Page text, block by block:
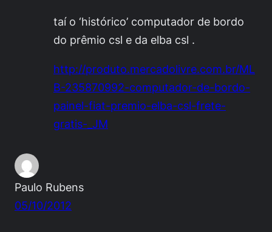
taí o ‘histórico’ computador de bordo
do prêmio csl e da elba csl .
http://produto.mercadolivre.com.br/ML
B-235870992-computador-de-bordo-
painel-fiat-premio-elba-csl-frete-
gratis-_JM
Paulo Rubens
05/10/2012